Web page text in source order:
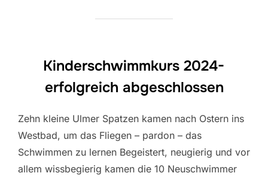
Kinderschwimmkurs 2024-
erfolgreich abgeschlossen
Zehn kleine Ulmer Spatzen kamen nach Ostern ins
Westbad, um das Fliegen – pardon – das
Schwimmen zu lernen Begeistert, neugierig und vor
allem wissbegierig kamen die 10 Neuschwimmer